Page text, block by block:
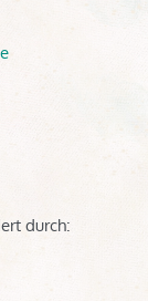
durch: